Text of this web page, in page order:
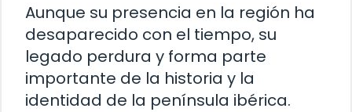
Aunque su presencia en la región ha
desaparecido con el tiempo, su
legado perdura y forma parte
importante de la historia y la
identidad de la península ibérica.